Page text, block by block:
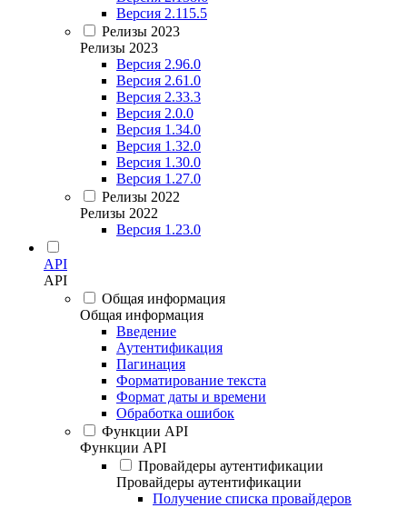
Версия 2.115.5
Релизы 2023
Релизы 2023
Версия 2.96.0
Версия 2.61.0
Версия 2.33.3
Версия 2.0.0
Версия 1.34.0
Версия 1.32.0
Версия 1.30.0
Версия 1.27.0
Релизы 2022
Релизы 2022
Версия 1.23.0
API
API
Общая информация
Общая информация
Введение
Аутентификация
Пагинация
Форматирование текста
Формат даты и времени
Обработка ошибок
Функции API
Функции API
Провайдеры аутентификации
Провайдеры аутентификации
Получение списка провайдеров